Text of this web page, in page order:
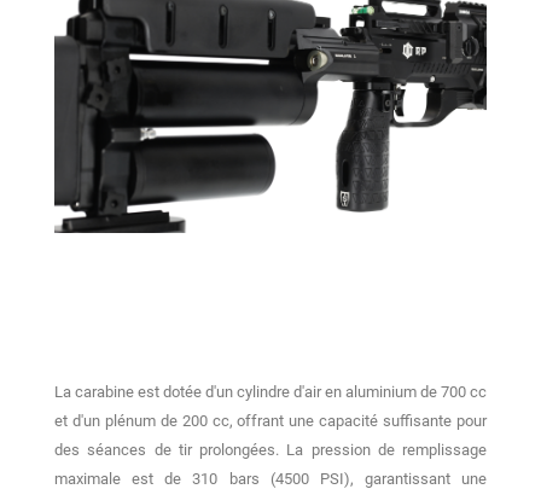
La carabine est dotée d'un cylindre d'air en aluminium de 700 cc
et d'un plénum de 200 cc, offrant une capacité suffisante pour
des séances de tir prolongées. La pression de remplissage
maximale est de 310 bars (4500 PSI), garantissant une